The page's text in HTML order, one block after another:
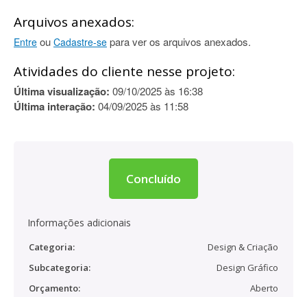
Arquivos anexados:
Entre ou Cadastre-se para ver os arquivos anexados.
Atividades do cliente nesse projeto:
Última visualização: 09/10/2025 às 16:38
Última interação: 04/09/2025 às 11:58
Concluído
Informações adicionais
Categoria:
Design & Criação
Subcategoria:
Design Gráfico
Orçamento:
Aberto